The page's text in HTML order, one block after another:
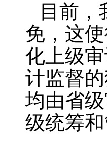
目前
免，这
化上级
计监督
均由省
级统筹